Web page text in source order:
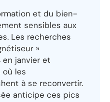
et du bien-
sensibles aux
Les recherches
»
janvier et
les
à se reconvertir.
anticipe ces pics